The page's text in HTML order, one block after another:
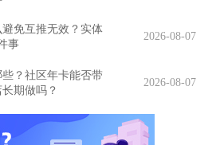
免互推无效？实体
事
2026-08-07
？社区年卡能否带
期做吗？
2026-08-07